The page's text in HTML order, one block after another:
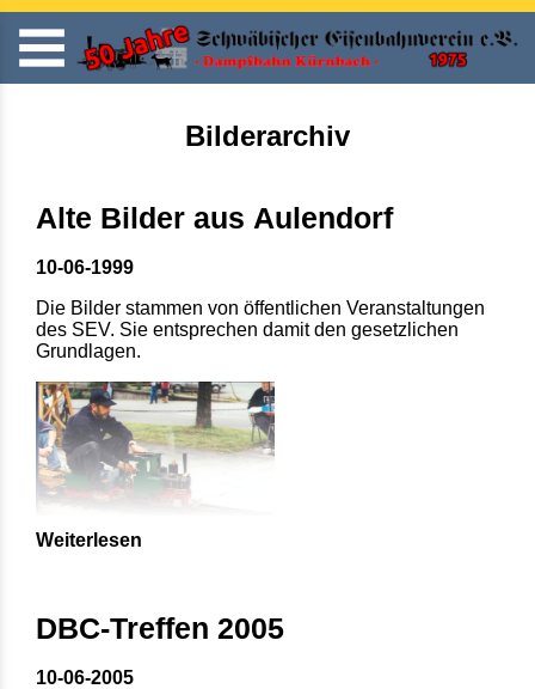
Bilderarchiv
Alte Bilder aus Aulendorf
10-06-1999
Die Bilder stammen von öffentlichen Veranstaltungen
des SEV. Sie entsprechen damit den gesetzlichen
Grundlagen.
Weiterlesen
DBC-Treffen 2005
10-06-2005